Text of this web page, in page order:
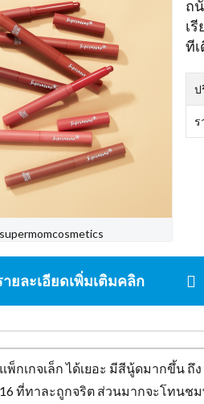
supermomcosmetics
ถ
เ
ที
ร
ายละเอียดเพิ่มเติมคลิก
แพ็กเกจเล็ก ได้เยอะ มีสีนู้ดมากขึ้น ถึ
16 ที่ทาละถูกจริต ส่วนมากจะโทนชม